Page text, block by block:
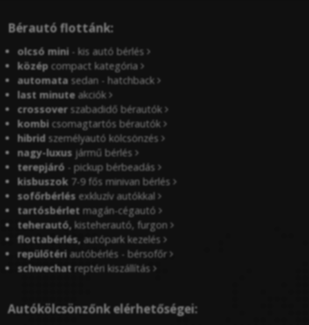
Bérautó flottánk:
olcsó mini - kis autó bérlés
közép compact kategória
automata sedan - hatchback
last minute akciók
crossover szabadidő bérautók
kombi csomagtartós bérautók
hibrid személyautó kölcsönzés
nagy-luxus jármű bérlés
terepjáró - pickup bérbeadás
kisbuszok 7-9 fős minivan bérlés
sofőrbérlés exkluzív autókkal
tartósbérlet magán-cégautó
teherautó, kisteherautó, furgon
flottabérlés, autópark kezelés
repülőtéri autóbérlés - bérsofőr
schwechat reptéri kiszállítás
Autókölcsönzőnk elérhetőségei: